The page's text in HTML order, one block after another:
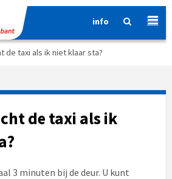
info
de taxi als ik niet klaar sta?
de taxi als ik
3 minuten bij de deur. U kunt